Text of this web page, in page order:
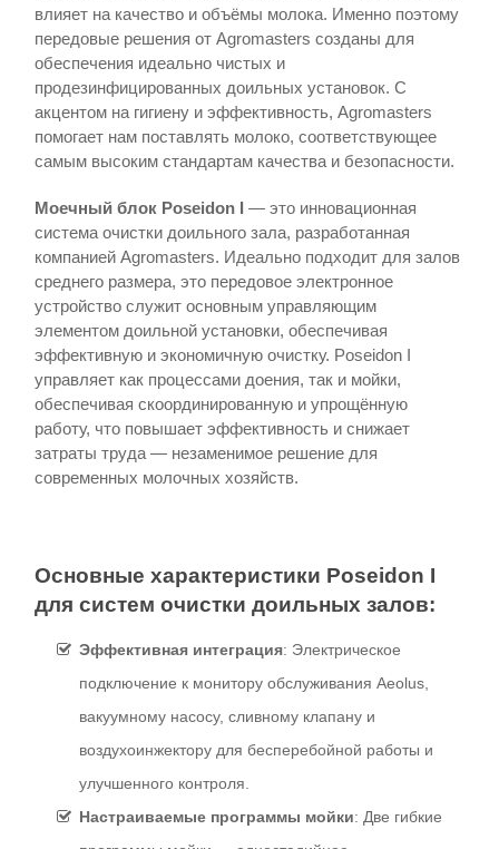
влияет на качество и объёмы молока. Именно поэтому
передовые решения от Agromasters созданы для
обеспечения идеально чистых и
продезинфицированных доильных установок. С
акцентом на гигиену и эффективность, Agromasters
помогает нам поставлять молоко, соответствующее
самым высоким стандартам качества и безопасности.
Моечный блок Poseidon I — это инновационная
система очистки доильного зала, разработанная
компанией Agromasters. Идеально подходит для залов
среднего размера, это передовое электронное
устройство служит основным управляющим
элементом доильной установки, обеспечивая
эффективную и экономичную очистку. Poseidon I
управляет как процессами доения, так и мойки,
обеспечивая скоординированную и упрощённую
работу, что повышает эффективность и снижает
затраты труда — незаменимое решение для
современных молочных хозяйств.
Основные характеристики Poseidon I
для систем очистки доильных залов:
Эффективная интеграция: Электрическое
подключение к монитору обслуживания Aeolus,
вакуумному насосу, сливному клапану и
воздухоинжектору для бесперебойной работы и
улучшенного контроля.
Настраиваемые программы мойки: Две гибкие